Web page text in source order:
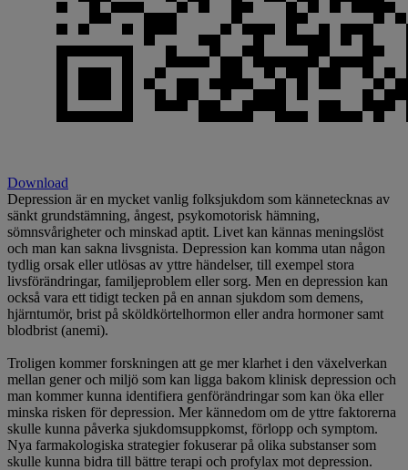
Download
Depression är en mycket vanlig folksjukdom som kännetecknas av
sänkt grundstämning, ångest, psykomotorisk hämning,
sömnsvårigheter och minskad aptit. Livet kan kännas meningslöst
och man kan sakna livsgnista. Depression kan komma utan någon
tydlig orsak eller utlösas av yttre händelser, till exempel stora
livsförändringar, familjeproblem eller sorg. Men en depression kan
också vara ett tidigt tecken på en annan sjukdom som demens,
hjärntumör, brist på sköldkörtelhormon eller andra hormoner samt
blodbrist (anemi).
Troligen kommer forskningen att ge mer klarhet i den växelverkan
mellan gener och miljö som kan ligga bakom klinisk depression och
man kommer kunna identifiera genförändringar som kan öka eller
minska risken för depression. Mer kännedom om de yttre faktorerna
skulle kunna påverka sjukdomsuppkomst, förlopp och symptom.
Nya farmakologiska strategier fokuserar på olika substanser som
skulle kunna bidra till bättre terapi och profylax mot depression.